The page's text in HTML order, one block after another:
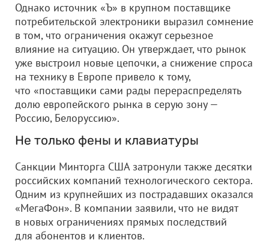
Однако источник «Ъ» в крупном поставщике
потребительской электроники выразил сомнение
в том, что ограничения окажут серьезное
влияние на ситуацию. Он утверждает, что рынок
уже выстроил новые цепочки, а снижение спроса
на технику в Европе привело к тому,
что «поставщики сами рады перераспределять
долю европейского рынка в серую зону —
Россию, Белоруссию».
Не только фены и клавиатуры
Санкции Минторга США затронули также десятки
российских компаний технологического сектора.
Одним из крупнейших из пострадавших оказался
«МегаФон». В компании заявили, что не видят
в новых ограничениях прямых последствий
для абонентов и клиентов.